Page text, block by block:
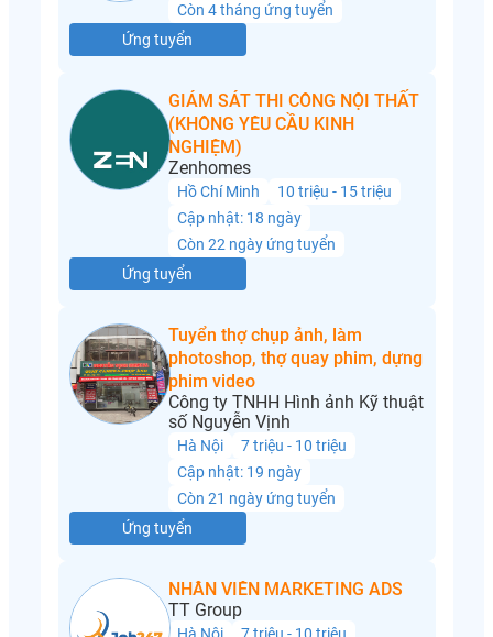
Còn 4 tháng ứng tuyển
Ứng tuyển
GIÁM SÁT THI CÔNG NỘI THẤT
(KHÔNG YÊU CẦU KINH
NGHIỆM)
Zenhomes
Hồ Chí Minh
10 triệu - 15 triệu
Cập nhật: 18 ngày
Còn 22 ngày ứng tuyển
Ứng tuyển
Tuyển thợ chụp ảnh, làm
photoshop, thợ quay phim, dựng
phim video
Công ty TNHH Hình ảnh Kỹ thuật
số Nguyễn Vịnh
Hà Nội
7 triệu - 10 triệu
Cập nhật: 19 ngày
Còn 21 ngày ứng tuyển
Ứng tuyển
NHÂN VIÊN MARKETING ADS
TT Group